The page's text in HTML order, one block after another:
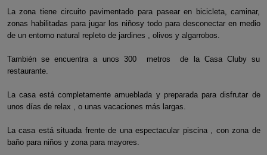
La zona tiene circuito pavimentado para pasear en bicicleta, caminar,
zonas habilitadas para jugar los niñosy todo para desconectar en medio
de un entorno natural repleto de jardines , olivos y algarrobos.
También se encuentra a unos 300 metros de la Casa Cluby su
restaurante.
La casa está completamente amueblada y preparada para disfrutar de
unos días de relax , o unas vacaciones más largas.
La casa está situada frente de una espectacular piscina , con zona de
baño para niños y zona para mayores.